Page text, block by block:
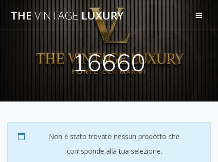
Salta
al
contenuto
THE VINTAGE LUXURY
16660
Non è stato trovato nessun prodotto che
corrisponde alla tua selezione.